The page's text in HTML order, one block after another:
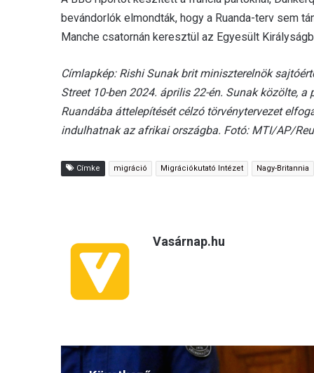
bevándorlók elmondták, hogy a Ruanda-terv sem
Manche csatornán keresztül az Egyesült
Címlapkép: Rishi Sunak brit miniszterelnök
Street 10-ben 2024. április 22-én. Sunak közölte,
Ruandába áttelepítését célzó törvénytervezet
indulhatnak az afrikai országba. Fotó: MTI/AP/
Címke migráció Migrációkutató Intézet Nagy-Britannia
Vasárnap.hu